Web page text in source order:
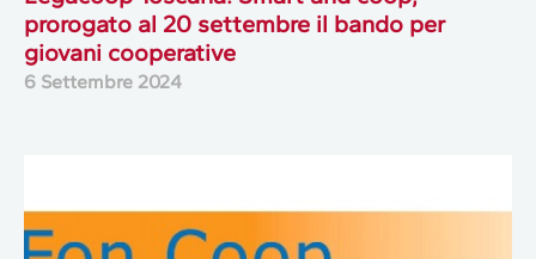
prorogato al 20 settembre il bando per
giovani cooperative
6 Settembre 2024